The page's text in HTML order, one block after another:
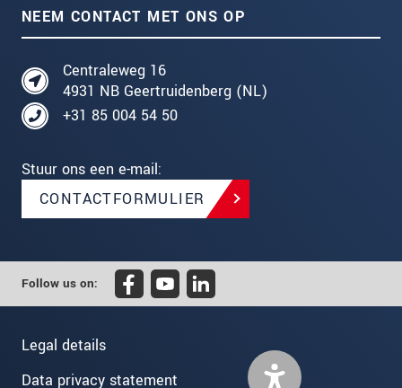
NEEM CONTACT MET ONS OP
Centraleweg 16
4931 NB Geertruidenberg (NL)
+31 85 004 54 50
Stuur ons een e-mail:
CONTACTFORMULIER
Follow us on:
Legal details
Data privacy statement